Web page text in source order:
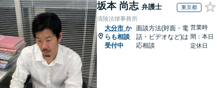
坂本 尚志 弁護士 東京都
清陵法律事務所
大分市 か
らも相談
受付中
面談方法(対面・電
話・ビデオなど)は
応相談
営業時
間：本日
定休日